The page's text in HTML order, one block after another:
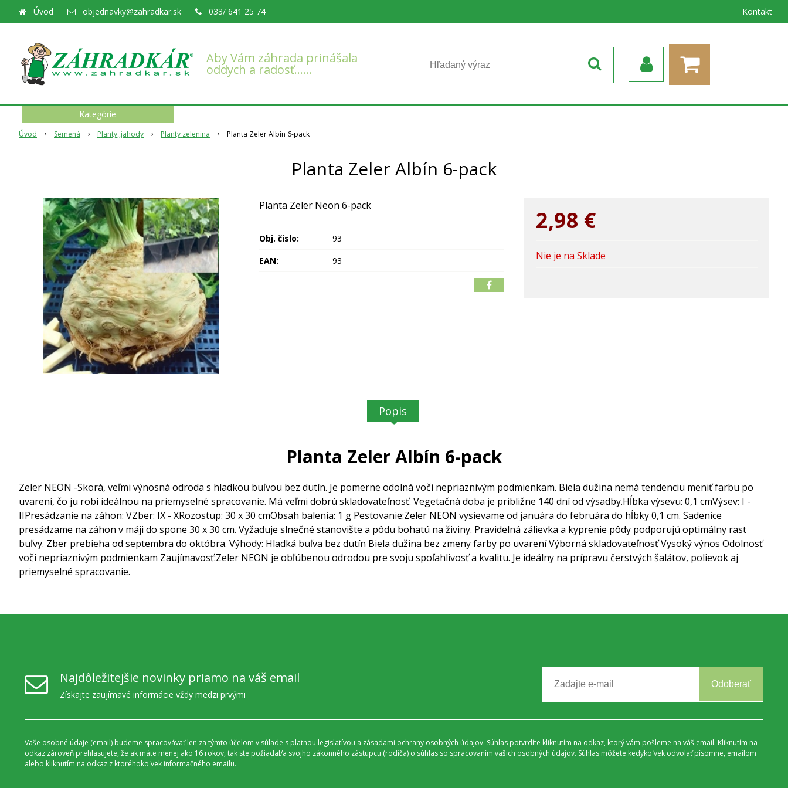
Aby Vám záhrada prinášala
oddych a radosť……
Úvod objednavky@zahradkar.sk 033/ 641 25 74 Kontakt
Úvod Semená Planty,,jahody Planty zelenina Planta Zeler Albín 6-pack
Planta Zeler Albín 6-pack
2,98 €
Nie je na Sklade
Planta Zeler Neon 6-pack
Obj. čislo:
93
EAN:
93
Popis
Planta Zeler Albín 6-pack
Zeler NEON -Skorá, veľmi výnosná odroda s hladkou buľvou bez dutín. Je pomerne odolná voči nepriaznivým podmienkam. Biela dužina nemá tendenciu meniť farbu po
uvarení, čo ju robí ideálnou na priemyselné spracovanie. Má veľmi dobrú skladovateľnosť. Vegetačná doba je približne 140 dní od výsadby.Hĺbka výsevu: 0,1 cmVýsev: I -
IIPresádzanie na záhon: VZber: IX - XRozostup: 30 x 30 cmObsah balenia: 1 g Pestovanie:Zeler NEON vysievame od januára do februára do hĺbky 0,1 cm. Sadenice
presádzame na záhon v máji do spone 30 x 30 cm. Vyžaduje slnečné stanovište a pôdu bohatú na živiny. Pravidelná zálievka a kyprenie pôdy podporujú optimálny rast
buľvy. Zber prebieha od septembra do októbra. Výhody: Hladká buľva bez dutín Biela dužina bez zmeny farby po uvareníVýborná skladovateľnosťVysoký výnos Odolnosť
voči nepriaznivým podmienkam Zaujímavosť:Zeler NEON je obľúbenou odrodou pre svoju spoľahlivosť a kvalitu. Je ideálny na prípravu čerstvých šalátov, polievok aj
priemyselné spracovanie.
Kategórie
Najdôležitejšie novinky priamo na váš email
Získajte zaujímavé informácie vždy medzi prvými
Odoberať
Vaše osobné údaje (email) budeme spracovávať len za týmto účelom v súlade s platnou legislatívou a zásadami ochrany osobných údajov. Súhlas potvrdíte kliknutím na odkaz, ktorý vám pošleme na váš email. Kliknutím na
odkaz zároveň prehlasujete, že ak máte menej ako 16 rokov, tak ste požiadal/a svojho zákonného zástupcu (rodiča) o súhlas so spracovaním vašich osobných údajov. Súhlas môžete kedykoľvek odvolať písomne, emailom
alebo kliknutím na odkaz z ktoréhokoľvek informačného emailu.